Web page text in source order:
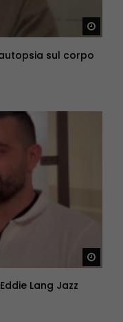
sul corpo
Lang Jazz